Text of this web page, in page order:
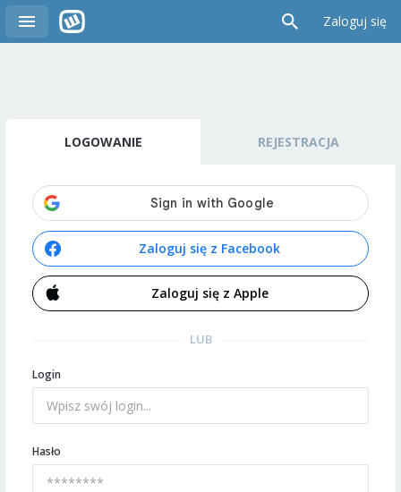
Zaloguj się
LOGOWANIE REJESTRACJA
Zaloguj się z Facebook
Zaloguj się z Apple
LUB
Login
Hasło